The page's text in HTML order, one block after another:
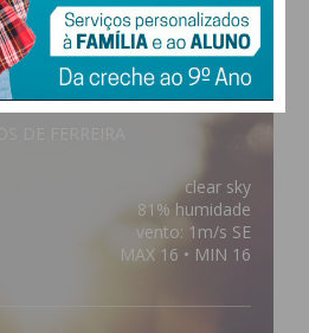
clear sky
81% humidade
vento: 1m/s SE
MAX 16 • MIN 16